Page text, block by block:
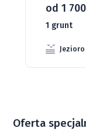
od 93
Oferta